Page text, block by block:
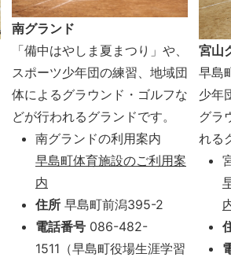
南グランド
「備中はやしま夏まつり」や、
スポーツ少年団の練習、地域団
体によるグラウンド・ゴルフな
どが行われるグランドです。
南グランドの利用案内
早島町体育施設のご利用案
内
住所 早島町前潟395-2
電話番号 086-482-
1511（早島町役場生涯学習
宮山
早島
少年
グラ
れる